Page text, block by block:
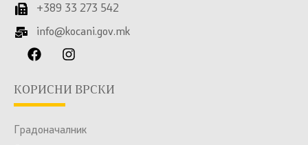
+389 33 273 542
info@kocani.gov.mk
КОРИСНИ ВРСКИ
Градоначалник